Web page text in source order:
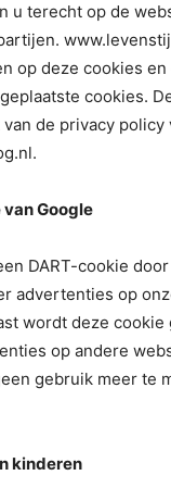
u terecht op de
op deze cookies
cookies.
de privacy policy
van Google
DART-cookie
advertenties op
wordt deze
op andere
gebruik meer te
kinderen